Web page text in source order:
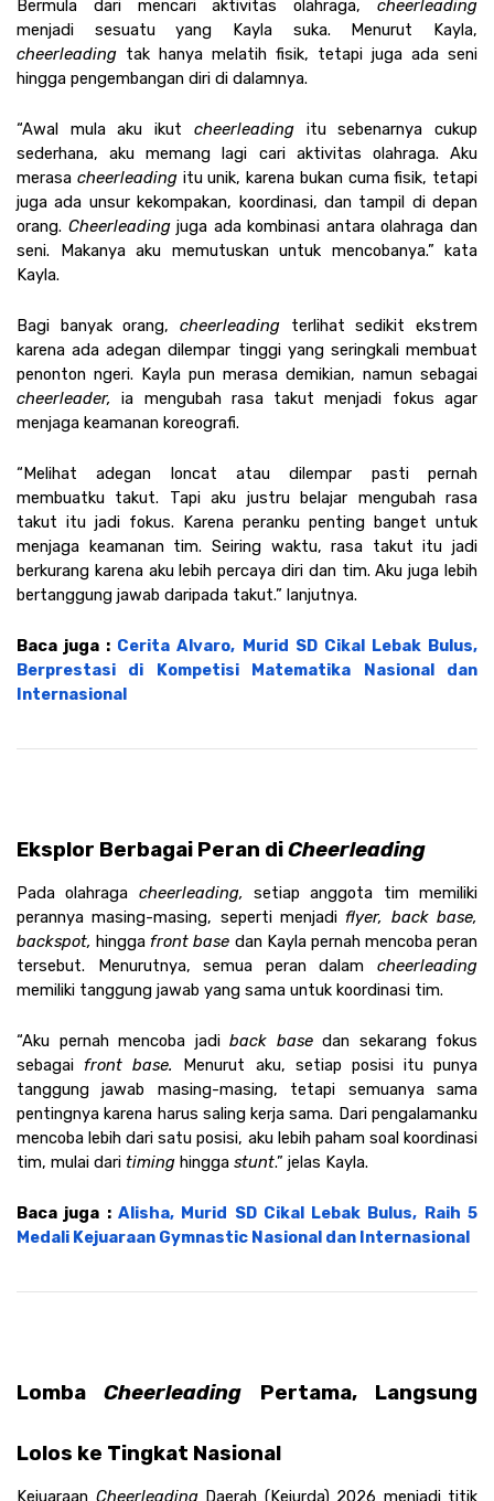
Bermula dari mencari aktivitas olahraga,
cheerleading tak hanya melatih fisik, tetapi juga ada seni
hingga pengembangan diri di dalamnya.
“Awal mula aku ikut cheerleading itu sebenarnya cukup
sederhana, aku memang lagi cari aktivitas olahraga. Aku
merasa cheerleading itu unik, karena bukan cuma fisik, tetapi
juga ada unsur kekompakan, koordinasi, dan tampil di depan
orang. Cheerleading juga ada kombinasi antara olahraga dan
seni. Makanya aku memutuskan untuk mencobanya.” kata
Kayla.
Bagi banyak orang, cheerleading terlihat sedikit ekstrem
karena ada adegan dilempar tinggi yang seringkali membuat
cheerleader, ia mengubah rasa takut menjadi fokus agar
menjaga keamanan koreografi.
“Melihat adegan loncat atau dilempar pasti pernah
membuatku takut. Tapi aku justru belajar mengubah rasa
takut itu jadi fokus. Karena peranku penting banget untuk
menjaga keamanan tim. Seiring waktu, rasa takut itu jadi
berkurang karena aku lebih percaya diri dan tim. Aku juga lebih
bertanggung jawab daripada takut.” lanjutnya.
Baca juga : Cerita Alvaro, Murid SD Cikal Lebak Bulus,
Berprestasi di Kompetisi Matematika Nasional dan
Internasional
Eksplor Berbagai Peran di Cheerleading
Pada olahraga cheerleading, setiap anggota tim memiliki
perannya masing-masing, seperti menjadi flyer, back base,
backspot, hingga front base dan Kayla pernah mencoba peran
tersebut. Menurutnya, semua peran dalam
memiliki tanggung jawab yang sama untuk koordinasi tim.
“Aku pernah mencoba jadi back base dan sekarang fokus
sebagai front base. Menurut aku, setiap posisi itu punya
tanggung jawab masing-masing, tetapi semuanya sama
pentingnya karena harus saling kerja sama. Dari pengalamanku
mencoba lebih dari satu posisi, aku lebih paham soal koordinasi
tim, mulai dari timing hingga stunt.” jelas Kayla.
Baca juga : Alisha, Murid SD Cikal Lebak Bulus, Raih 5
Medali Kejuaraan Gymnastic Nasional dan Internasional
Lomba Cheerleading Pertama, Langsung
Lolos ke Tingkat Nasional
Kejuaraan Cheerleading Daerah (Kejurda) 2026 menjadi titik